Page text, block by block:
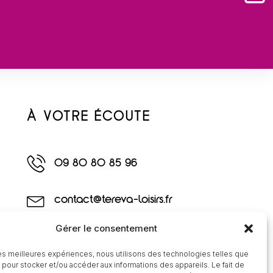
Gérer le consentement
meilleures expériences, nous utilisons des technologies telles que
stocker et/ou accéder aux informations des appareils. Le fait de
À VOTRE ÉCOUTE
09 80 80 85 96
contact@tereva-loisirs.fr